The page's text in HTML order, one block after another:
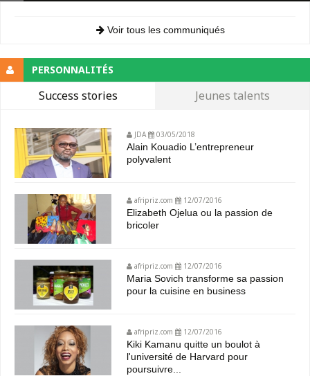
Voir tous les communiqués
PERSONNALITÉS
Success stories Jeunes talents
JDA 03/05/2018
Alain Kouadio L’entrepreneur
polyvalent
afripriz.com 12/07/2016
Elizabeth Ojelua ou la passion de
bricoler
afripriz.com 12/07/2016
Maria Sovich transforme sa passion
pour la cuisine en business
afripriz.com 12/07/2016
Kiki Kamanu quitte un boulot à
l'université de Harvard pour
poursuivre...